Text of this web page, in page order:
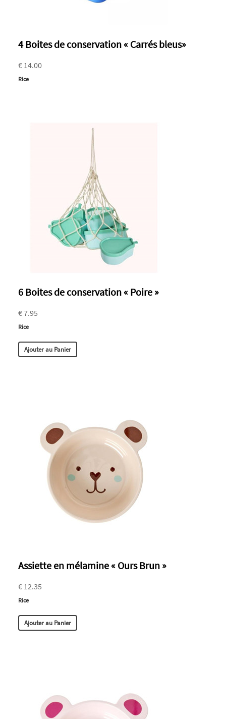
4 Boites de conservation « Carrés bleus»
€ 14.00
Rice
6 Boites de conservation « Poire »
€ 7.95
Rice
Ajouter au Panier
Assiette en mélamine « Ours Brun »
€ 12.35
Rice
Ajouter au Panier